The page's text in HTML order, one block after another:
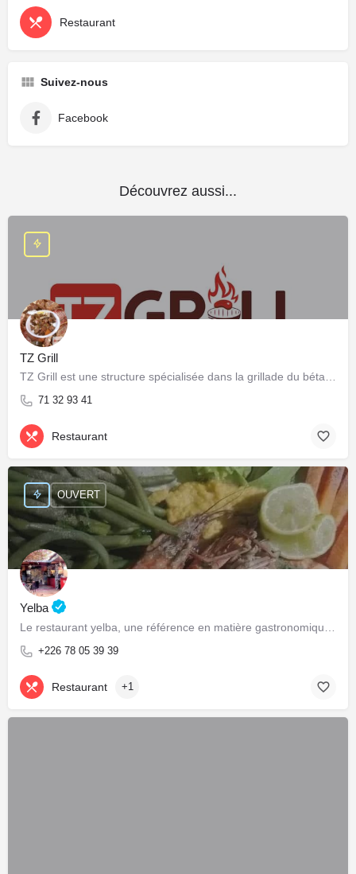
Restaurant
Suivez-nous
Facebook
Découvrez aussi...
TZ Grill
71 32 93 41
Restaurant
Yelba
+226 78 05 39 39
OUVERT
Restaurant +1